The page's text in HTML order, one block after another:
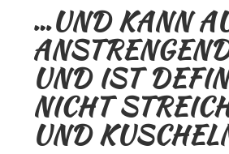
…UND KANN
UND IST
NICHT
UND